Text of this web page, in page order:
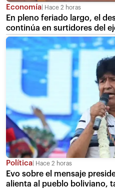
Economía Hace 2 horas
En pleno feriado largo, el
continúa en surtidores del
Política Hace 2 horas
Evo sobre el mensaje
alienta al pueblo boliviano,